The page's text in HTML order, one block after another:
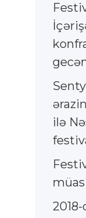
ilə